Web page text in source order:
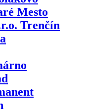
Mesto
Trenčín